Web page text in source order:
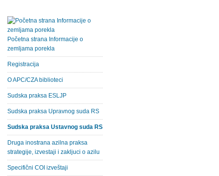
Početna strana Informacije o
zemljama porekla
Registracija
O APC/CZA biblioteci
Sudska praksa ESLJP
Sudska praksa Upravnog suda RS
Sudska praksa Ustavnog suda RS
Druga inostrana azilna praksa
strategije, izvestaji i zakljuci o azilu
Specifični COI izveštaji